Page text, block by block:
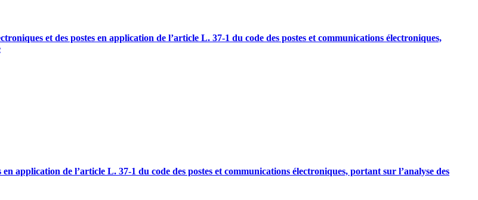
et des postes en application de l’article L. 37-1 du code des postes et communications électroniques,
application de l’article L. 37-1 du code des postes et communications électroniques, portant sur l’analyse des